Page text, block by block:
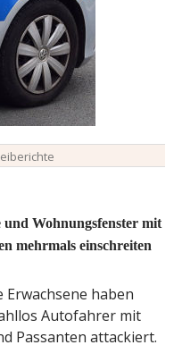
und Wohnungsfenster mit
mehrmals einschreiten
Erwachsene haben
Autofahrer mit
Passanten attackiert.